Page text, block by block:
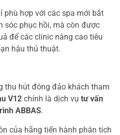
phù hợp với các spa mới bắt
sóc phục hồi, mà còn được
để các clinic nâng cao tiêu
hậu thủ thuật.
thu hút đông đảo khách tham
V12 chính là dịch vụ tư vấn
ABBAS.
của hãng tiến hành phân tích